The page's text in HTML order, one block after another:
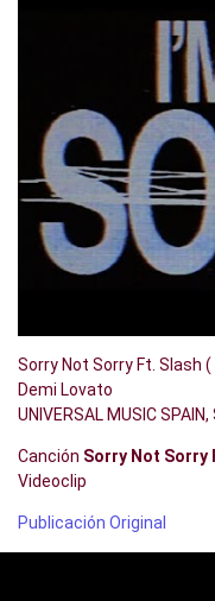
Sorry Not Sorry Ft. Slash
Demi Lovato
UNIVERSAL MUSIC SPAIN,
Canción Sorry Not Sorry
Videoclip
Publicación Original